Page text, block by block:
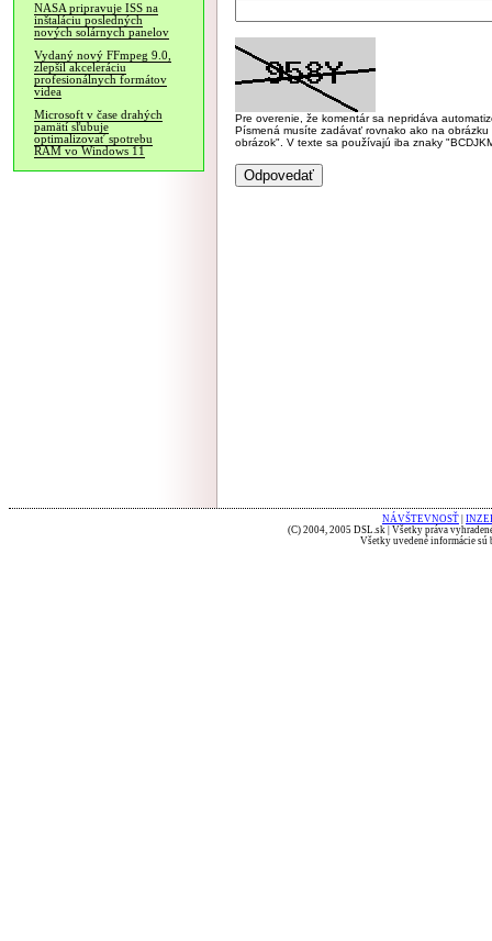
NASA pripravuje ISS na
inštaláciu posledných
nových solárnych panelov
Vydaný nový FFmpeg 9.0,
zlepšil akceleráciu
profesionálnych formátov
videa
Microsoft v čase drahých
pamätí sľubuje
optimalizovať spotrebu
RAM vo Windows 11
Pre overenie, že komentár sa nepridáva
Písmená musíte zadávať rovnako ako na
obrázok". V texte sa používajú iba znaky
NÁVŠTEVNOSŤ
(C) 2004, 2005 DSL.sk | Všetky práva
Všetky uvedené informácie sú